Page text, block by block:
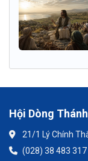
Hội Dòng
21/1 Lý Chính
(028) 38 483 317